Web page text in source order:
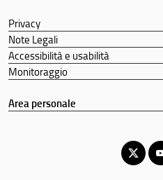
Privacy
Note Legali
Accessibilità e usabilità
Monitoraggio
Area personale